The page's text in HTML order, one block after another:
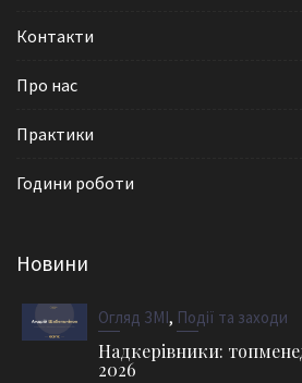
Контакти
Про нас
Практики
Години роботи
Новини
Огляд ЗМІ, Події та заходи
Надкерівники:
2026